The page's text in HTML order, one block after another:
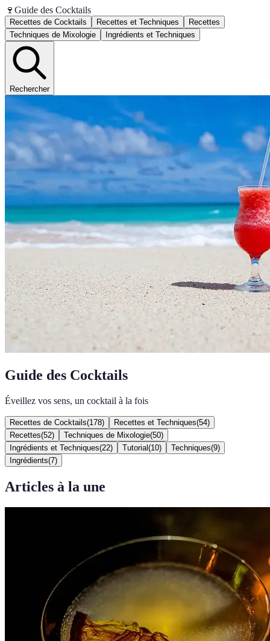
🍷 Guide des Cocktails
Recettes de Cocktails Recettes et Techniques
Recettes
Techniques de Mixologie
Ingrédients et Techniques
Rechercher
Guide des Cocktails
Éveillez vos sens, un cocktail à la fois
Recettes de Cocktails(178) Recettes et Techniques(54)
Recettes(52) Techniques de Mixologie(50)
Ingrédients et Techniques(22) Tutorial (10) Techniques(9)
Ingrédients(7)
Articles à la une